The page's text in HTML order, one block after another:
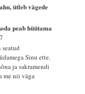
ütleb vägede
peab hüütama
Sinu ette.
ja sakramendi
me nii väga